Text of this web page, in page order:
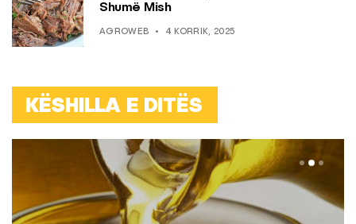
Shumë Mish
AGROWEB 4 KORRIK, 2025
KËSHILLA E DITËS